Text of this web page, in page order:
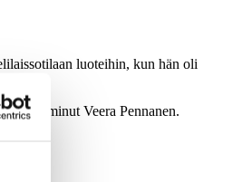
luoteihin, kun hän oli
toiminut Veera Pennanen.